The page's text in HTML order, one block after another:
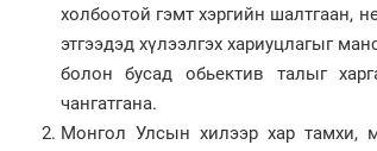
холбоотой гэмт хэргийн шалтгаан,
этгээдэд хүлээлгэх хариуцлагыг
болон бусад обьектив талыг
чангатгана.
Монгол Улсын хилээр хар тамхи,